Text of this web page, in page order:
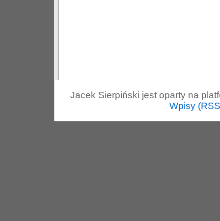
Jacek Sierpiński jest oparty na
Wpisy